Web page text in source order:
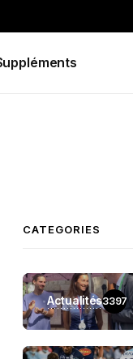
CATEGORIES
Actualités3397